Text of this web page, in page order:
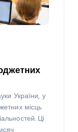
України, у
місць
Ці